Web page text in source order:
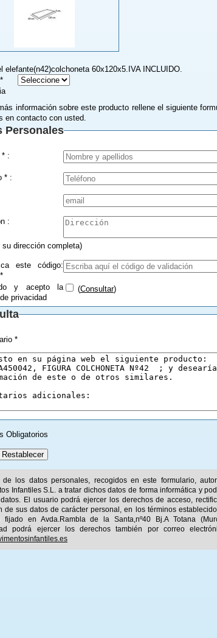
elefante(n42)colchoneta 60x120x5.IVA INCLUIDO.
información sobre este producto rellene el siguiente
en contacto con usted.
Personales
Nombre * :
Teléfono * :
Dirección :
su dirección completa)
este código:
*
y acepto la
privacidad
(Consultar)
*
Obligatorios
de los datos personales, recogidos en este formulario,
Infantiles S.L. a tratar dichos datos de forma informática y
El usuario podrá ejercer los derechos de acceso,
de sus datos de carácter personal, en los términos
fijado en Avda.Rambla de la Santa,nº40 Bj.A Totana
podrá ejercer los derechos también por correo